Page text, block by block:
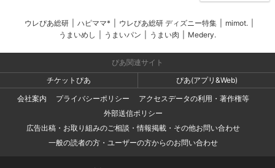
ウレぴあ総研 ハピママ* ウレぴあ総研 ディズニー特集 mimot.
うまいめし
うまいパン うまい肉 Medery.
ぴあ関連サイト
チケットぴあ
ぴあ(アプリ&Web)
会社案内
プライバシーポリシー
アクセスデータの利用・著作権等
外部送信ポリシー
広告出稿・お取り組みのご相談・情報掲載・その他お問い合わせ
一般の読者の方・ユーザーの方からのお問い合わせ